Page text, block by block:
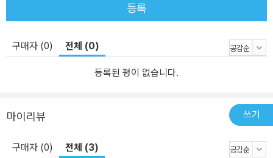
등록
구매자 (0) 전체 (0)
등록된 평이 없습니다.
마이리뷰 쓰기
구매자 (0) 전체 (3)